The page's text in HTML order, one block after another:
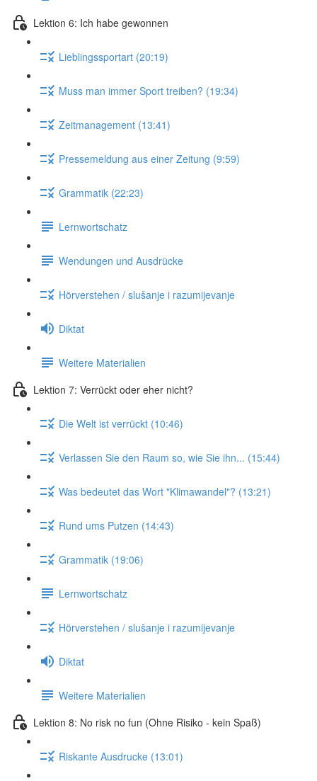
Lektion 6: Ich habe gewonnen
Lieblingssportart (20:19)
Muss man immer Sport treiben? (19:34)
Zeitmanagement (13:41)
Pressemeldung aus einer Zeitung (9:59)
Grammatik (22:23)
Lernwortschatz
Wendungen und Ausdrücke
Hörverstehen / slušanje i razumijevanje
Diktat
Weitere Materialien
Lektion 7: Verrückt oder eher nicht?
Die Welt ist verrückt (10:46)
Verlassen Sie den Raum so, wie Sie ihn... (15:44)
Was bedeutet das Wort "Klimawandel"? (13:21)
Rund ums Putzen (14:43)
Grammatik (19:06)
Lernwortschatz
Hörverstehen / slušanje i razumijevanje
Diktat
Weitere Materialien
Lektion 8: No risk no fun (Ohne Risiko - kein Spaß)
Riskante Ausdrucke (13:01)